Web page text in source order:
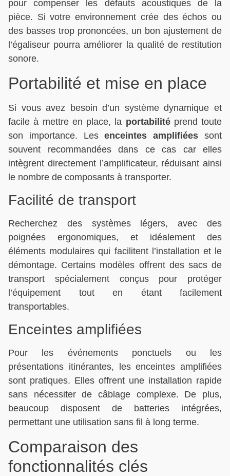
pour compenser les défauts acoustiques de la
pièce. Si votre environnement crée des échos ou
des basses trop prononcées, un bon ajustement de
l’égaliseur pourra améliorer la qualité de restitution
sonore.
Portabilité et mise en place
Si vous avez besoin d’un système dynamique et
facile à mettre en place, la portabilitéprend toute
son importance. Lesenceintes amplifiées sont
souvent recommandées dans ce cas car elles
intègrent directement l’amplificateur, réduisant ainsi
le nombre de composants à transporter.
Facilité de transport
Recherchez des systèmes légers, avec des
poignées ergonomiques, et idéalement des
éléments modulaires qui facilitent l’installation et le
démontage. Certains modèles offrent des sacs de
transport spécialement conçus pour protéger
l’équipement tout en étant facilement
transportables.
Enceintes amplifiées
Pour les événements ponctuels ou les
présentations itinérantes, les enceintes amplifiées
sont pratiques. Elles offrent une installation rapide
sans nécessiter de câblage complexe. De plus,
beaucoup disposent de batteries intégrées,
permettant une utilisation sans fil à long terme.
Comparaison des
fonctionnalités clés